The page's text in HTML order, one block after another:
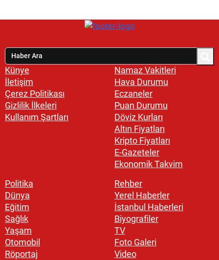
Künye
İletişim
Çerez Politikası
Gizlilik İlkeleri
Kullanım Şartları
Namaz Vakitleri
Hava Durumu
Eczaneler
Puan Durumu
Döviz Kurları
Altın Fiyatları
Kripto Fiyatları
E-Gazeteler
Ekonomik Takvim
Politika
Dünya
Eğitim
Sağlık
Yaşam
Otomobil
Röportaj
Rehber
Yerel Haberler
İstanbul Haberleri
Biyografiler
TV
Foto Galeri
Video